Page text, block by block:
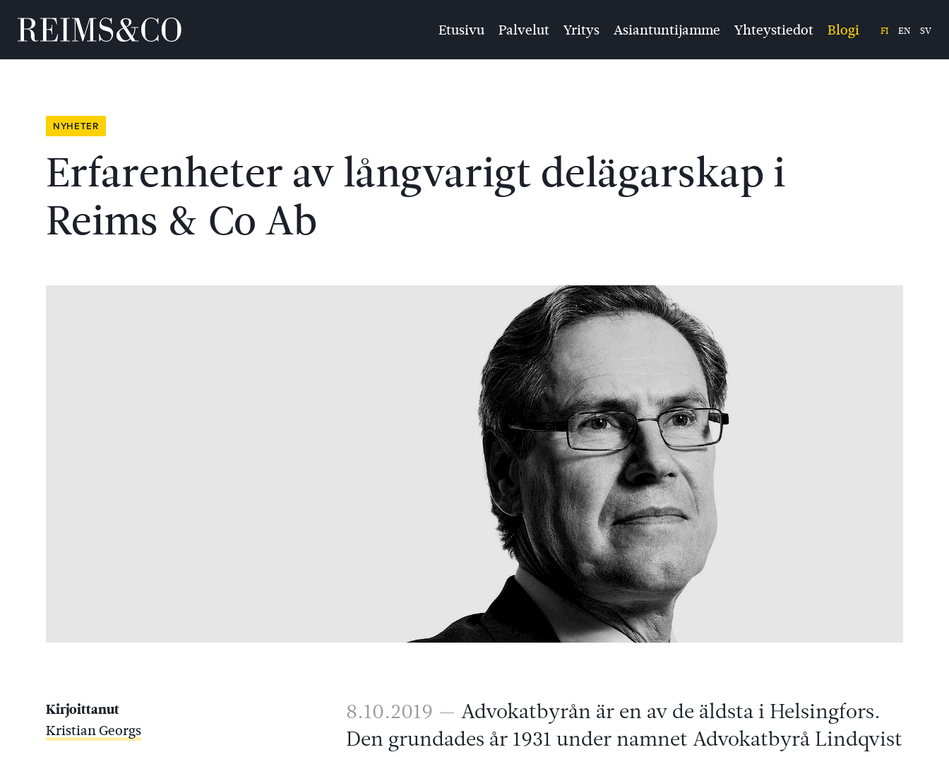
FI EN SV
Etusivu Palvelut Yritys Asiantuntijamme Yhteystiedot Blogi
NYHETER
Erfarenheter av långvarigt delägarskap i
Reims & Co Ab
Kirjoittanut
Kristian Georgs
8.10.2019 — Advokatbyrån är en av de äldsta i Helsingfors.
Den grundades år 1931 under namnet Advokatbyrå Lindqvist